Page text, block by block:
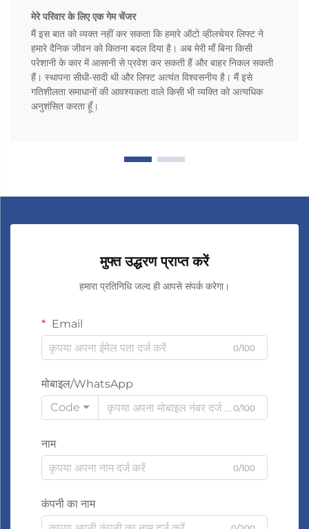
मेरे परिवार के लिए एक गेम चेंजर
मैं इस बात को व्यक्त नहीं कर सकता कि हमारे ऑटो व्हीलचेयर लिफ्ट ने
हमारे दैनिक जीवन को कितना बदल दिया है। अब मेरी माँ बिना किसी
परेशानी के कार में आसानी से प्रवेश कर सकती हैं और बाहर निकल सकती
हैं। स्थापना सीधी-सादी थी और लिफ्ट अत्यंत विश्वसनीय है। मैं इसे
गतिशीलता समाधानों की आवश्यकता वाले किसी भी व्यक्ति को अत्यधिक
अनुशंसित करता हूँ।
मुफ्त उद्धरण प्राप्त करें
हमारा प्रतिनिधि जल्द ही आपसे संपर्क करेगा।
Email
0/100
मोबाइल/WhatsApp
Code
0/100
नाम
0/100
कंपनी का नाम